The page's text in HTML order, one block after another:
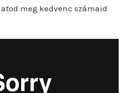
meg kedvenc számaid